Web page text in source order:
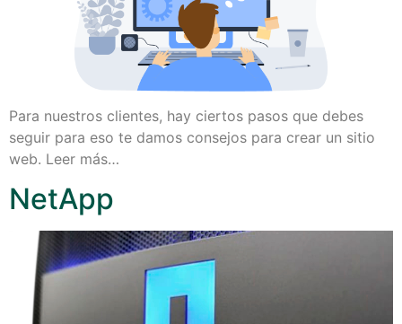
Para nuestros clientes, hay ciertos pasos que debes
seguir para eso te damos consejos para crear un sitio
web. Leer más…
NetApp